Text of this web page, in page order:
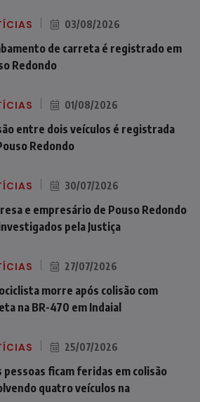
03/08/2026
de carreta é registrado em
Redondo
01/08/2026
entre dois veículos é registrada
Redondo
30/07/2026
e empresário de Pouso Redondo
pela Justiça
27/07/2026
morre após colisão com
na BR-470 em Indaial
25/07/2026
pessoas ficam feridas em colisão
quatro veículos na